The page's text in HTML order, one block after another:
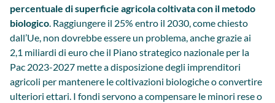
percentuale di superficie agricola coltivata con il metodo
biologico. Raggiungere il 25% entro il 2030, come chiesto
dall’Ue, non dovrebbe essere un problema, anche grazie ai
2,1 miliardi di euro che il Piano strategico nazionale per la
Pac 2023-2027 mette a disposizione degli imprenditori
agricoli per mantenere le coltivazioni biologiche o convertire
ulteriori ettari. I fondi servono a compensare le minori rese o